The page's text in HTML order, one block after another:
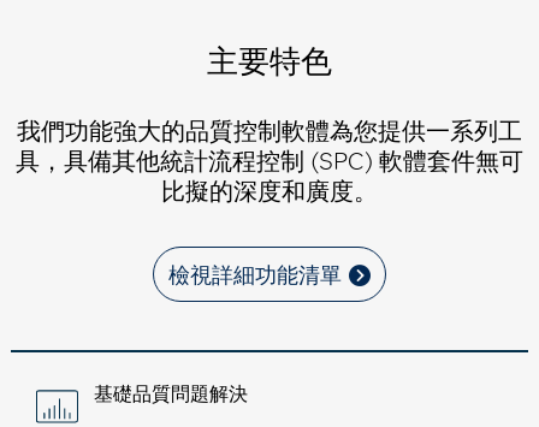
主要特色
我們功能強大的品質控制軟體為您提供一系列工
具，具備其他統計流程控制 (SPC) 軟體套件無可
比擬的深度和廣度。
檢視詳細功能清單
基礎品質問題解決